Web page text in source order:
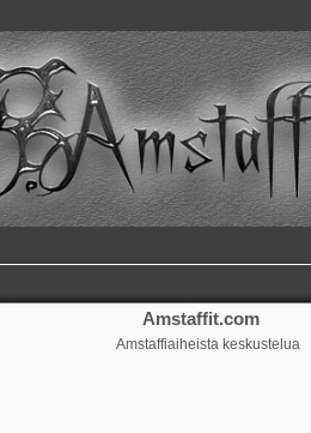
Amstaffit.com
Amstaffiaiheista keskustelua